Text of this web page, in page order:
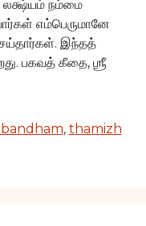
லக்ஷ்யம் நம்மை
எம்பெருமானே
இந்தத்
பகவத் கீதை, ஶ்ரீ
, thamizh